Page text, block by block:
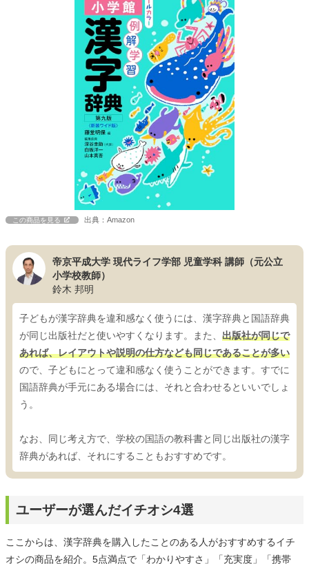
この商品を見る 出典：Amazon
帝京平成大学 現代ライフ学部 児童学科 講師（元公立
小学校教師）
鈴木 邦明
子どもが漢字辞典を違和感なく使うには、漢字辞典と国語辞典
が同じ出版社だと使いやすくなります。また、 出版社が同じで
あれば、レイアウトや説明の仕方なども同じであることが多い
ので、子どもにとって違和感なく使うことができます。すでに
国語辞典が手元にある場合には、それと合わせるといいでしょ
う。
なお、同じ考え方で、学校の国語の教科書と同じ出版社の漢字
辞典があれば、それにすることもおすすめです。
ユーザーが選んだイチオシ4選
ここからは、漢字辞典を購入したことのある人がおすすめするイチ
オシの商品を紹介。5点満点で「わかりやすさ」「充実度」「携帯